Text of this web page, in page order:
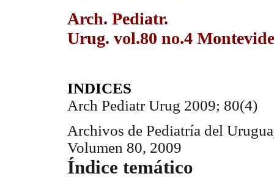
Arch. Pediatr.
Urug. vol.80 no.4
INDICES
Arch Pediatr Urug 2009; 80(4)
Archivos de Pediatría del
Volumen 80, 2009
Índice temático